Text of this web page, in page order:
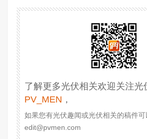
了解更多光伏相关欢迎关注光
PV_MEN ，
如果您有光伏趣闻或光伏相关的稿件可
edit@pvmen.com